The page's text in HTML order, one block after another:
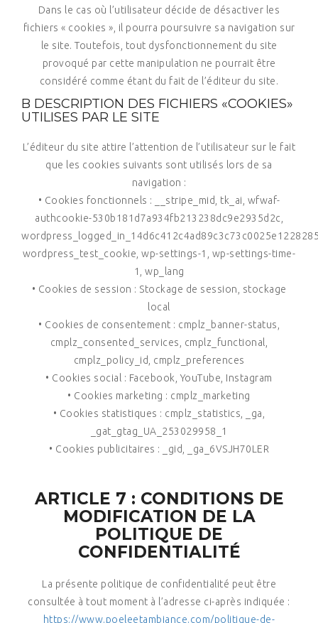
Dans le cas où l’utilisateur décide de désactiver les
fichiers « cookies », il pourra poursuivre sa navigation sur
le site. Toutefois, tout dysfonctionnement du site
provoqué par cette manipulation ne pourrait être
considéré comme étant du fait de l’éditeur du site.
B DESCRIPTION DES FICHIERS «COOKIES»
UTILISES PAR LE SITE
L’éditeur du site attire l’attention de l’utilisateur sur le fait
que les cookies suivants sont utilisés lors de sa
navigation :
• Cookies fonctionnels : __stripe_mid, tk_ai, wfwaf-
authcookie-530b181d7a934fb213238dc9e2935d2c,
wordpress_test_cookie, wp-settings-1, wp-settings-time-
1, wp_lang
• Cookies de session : Stockage de session, stockage
local
• Cookies de consentement : cmplz_banner-status,
cmplz_consented_services, cmplz_functional,
cmplz_policy_id, cmplz_preferences
• Cookies social : Facebook, YouTube, Instagram
• Cookies marketing : cmplz_marketing
• Cookies statistiques : cmplz_statistics, _ga,
_gat_gtag_UA_253029958_1
• Cookies publicitaires : _gid, _ga_6VSJH70LER
ARTICLE 7 : CONDITIONS DE
MODIFICATION DE LA
POLITIQUE DE
CONFIDENTIALITÉ
La présente politique de confidentialité peut être
consultée à tout moment à l’adresse ci-après indiquée :
https://www.poeleetambiance.com/politique-de-